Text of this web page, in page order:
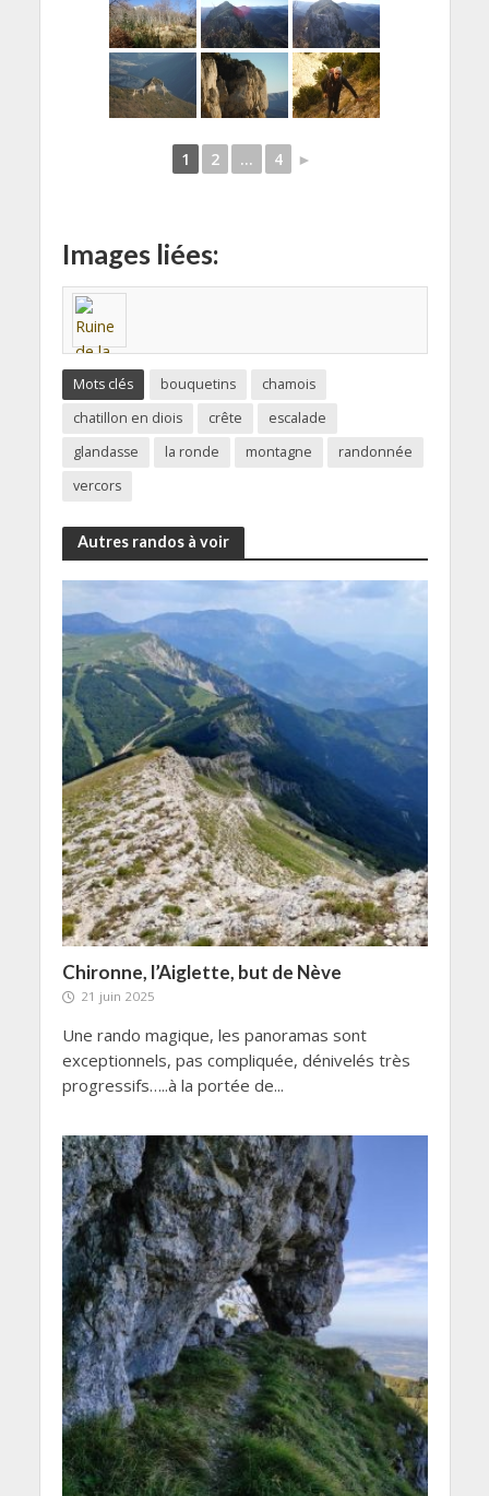
1 2 ... 4 ►
Images liées:
Mots clés bouquetins
chamois
chatillon en diois
crête
escalade
glandasse
la ronde montagne
randonnée
vercors
Autres randos à voir
Chironne, l’Aiglette, but de Nève
21 juin 2025
Une rando magique, les panoramas sont
exceptionnels, pas compliquée, dénivelés très
progressifs…..à la portée de...